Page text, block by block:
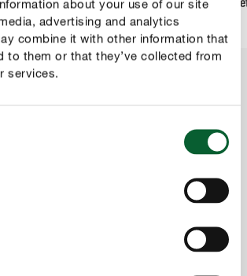
about your use of our site
advertising and analytics
combine it with other information that
to them or that they’ve collected from
services.
fouten bij het zaaien
van gazonzaden
Waarop